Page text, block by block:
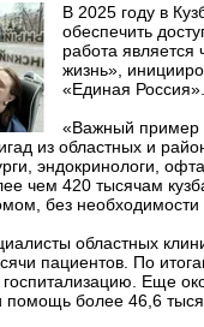
В 2025 году в
обеспечить
работа является
жизнь»,
«Единая Россия».
«Важный пример
из областных и
эндокринологи,
чем 420 тысячам
без
областных
пациентов. По
Еще
помощь более 46,6